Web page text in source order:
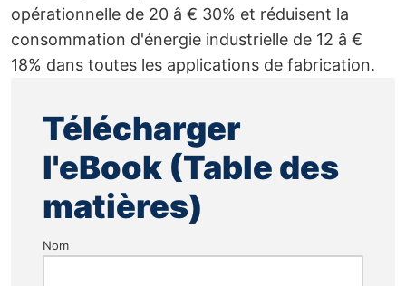
opérationnelle de 20 â € 30% et réduisent la
consommation d'énergie industrielle de 12 â €
18% dans toutes les applications de fabrication.
Télécharger
l'eBook (Table des
matières)
Nom